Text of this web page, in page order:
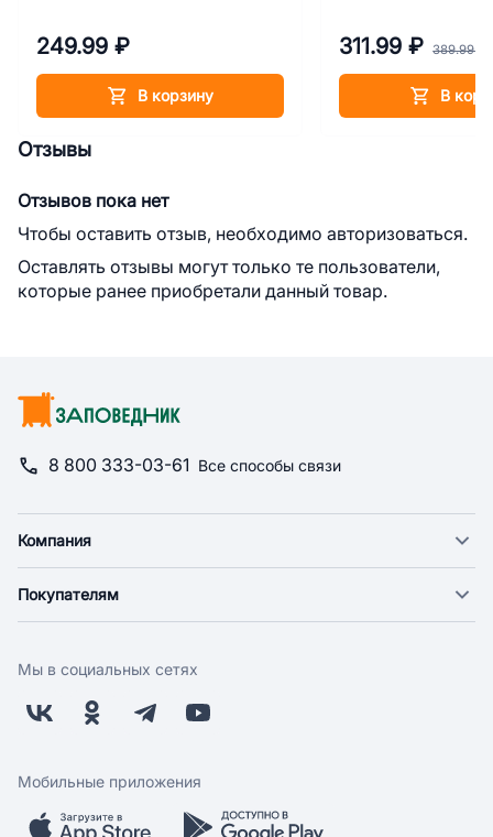
249.99 ₽
В корзину
311.99 ₽ 389.99 ₽
В
Отзывы
Отзывов пока нет
Чтобы оставить отзыв, необходимо авторизоваться.
Оставлять отзывы могут только те пользователи,
которые ранее приобретали данный товар.
8 800 333-03-61 Все способы связи
Компания
Новости
Поставщикам
Заводчикам
Обратная связь
Покупателям
Оплата
Бонусная программа
Скидки и акции
Мобильное приложение
Мы в социальных сетях
Мобильные приложения